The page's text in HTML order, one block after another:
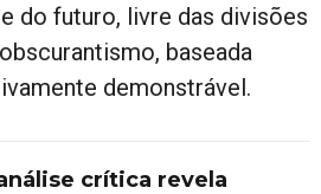
do futuro, livre das divisões
baseada
demonstrável.
crítica revela